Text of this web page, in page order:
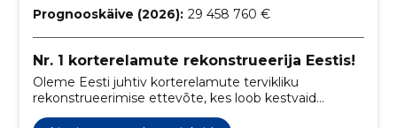
Prognooskäive (2026): 29 458 760 €
Nr. 1 korterelamute rekonstrueerija Eestis!
Oleme Eesti juhtiv korterelamute tervikliku
rekonstrueerimise ettevõte, kes loob kestvaid
lahendusi energia säästmiseks ja elukeskkonna